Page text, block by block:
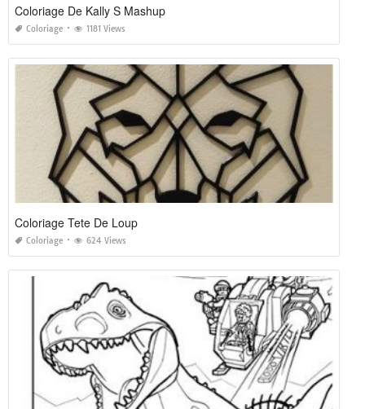
Coloriage De Kally S Mashup
Coloriage 1181 Views
Coloriage Tete De Loup
Coloriage 624 Views